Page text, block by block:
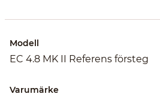
Modell
EC 4.8 MK II Referens försteg
Varumärke